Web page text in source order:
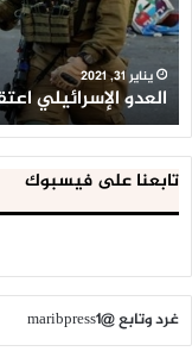
خلال
2020
يناير 31, 2021
العدو الإسرائيلي اعتقل 543 طفلا فلسطينيا
تابعنا على فيسبوك
غرد وتابع @maribpress1